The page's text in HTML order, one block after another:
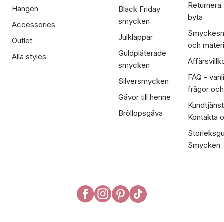
Hängen
Accessories
Outlet
Alla styles
Black Friday
smycken
Julklappar
Guldpläterade
smycken
Silversmycken
Gåvor till henne
Bröllopsgåva
Returnera
byta
och
FAQ -
frågor
Kontakta
Smycken